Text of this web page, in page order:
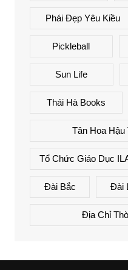
Phái Đẹp Yêu Kiều
Pickleball
Sun Life
Thái Hà Books
Tân Hoa
Tổ Chức Giáo Dục
Đài Bắc Đài
Địa Chỉ